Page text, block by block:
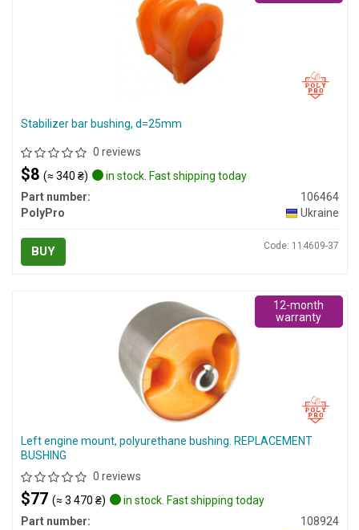
Stabilizer bar bushing, d=25mm
0 reviews
$8 (≈ 340 ₴)
in stock. Fast shipping today
Part number:
106464
PolyPro
Ukraine
BUY Code: 114609-37
Left engine mount, polyurethane bushing. REPLACEMENT
BUSHING
0 reviews
$77 (≈ 3 470 ₴)
in stock. Fast shipping today
Part number:
108924
12-month
warranty